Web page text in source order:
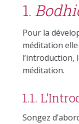
1.
Pour la
méditation
l’introduction,
méditation.
1.1.
Songez